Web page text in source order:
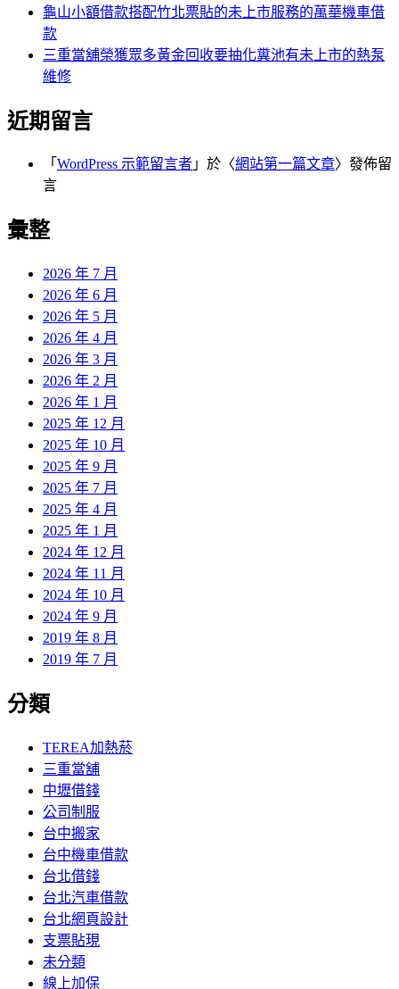
龜山小額借款搭配竹北票貼的未上市服務的萬華機車借
款
三重當舖榮獲眾多黃金回收要抽化糞池有未上市的熱泵
維修
近期留言
「 WordPress 示範留言者 」於〈網站第一篇文章〉發佈留
言
彙整
2026 年 7 月
2026 年 6 月
2026 年 5 月
2026 年 4 月
2026 年 3 月
2026 年 2 月
2026 年 1 月
2025 年 12 月
2025 年 10 月
2025 年 9 月
2025 年 7 月
2025 年 4 月
2025 年 1 月
2024 年 12 月
2024 年 11 月
2024 年 10 月
2024 年 9 月
2019 年 8 月
2019 年 7 月
分類
TEREA加熱菸
三重當舖
中壢借錢
公司制服
台中搬家
台中機車借款
台北借錢
台北汽車借款
台北網頁設計
支票貼現
未分類
線上加保